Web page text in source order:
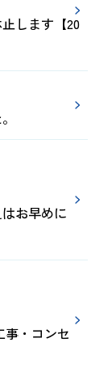
します【20
お早めに
事・コンセ